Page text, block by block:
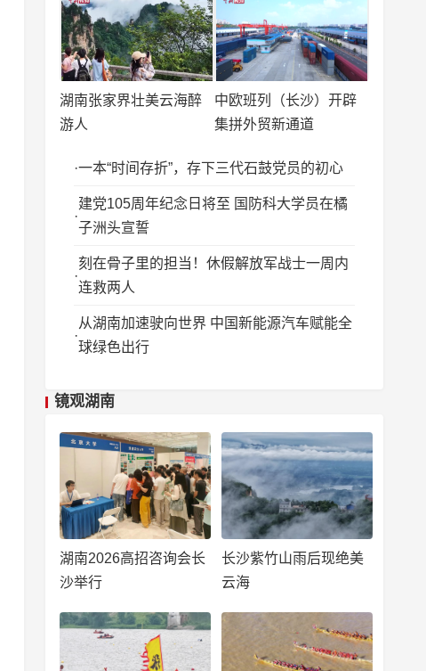
湖南张家界壮美云海醉
游人
中欧班列（长沙）开辟
集拼外贸新通道
一本“时间存折”，存下三代石鼓党员的初心
建党105周年纪念日将至 国防科大学员在橘
子洲头宣誓
刻在骨子里的担当！休假解放军战士一周内
连救两人
从湖南加速驶向世界 中国新能源汽车赋能全
球绿色出行
镜观湖南
湖南2026高招咨询会长
沙举行
长沙紫竹山雨后现绝美
云海